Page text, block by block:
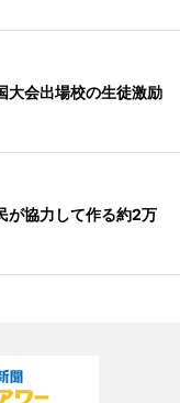
大会出場校の生徒激励
が協力して作る約2万